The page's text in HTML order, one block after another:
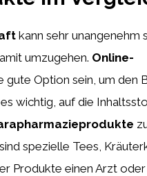
kann sehr unangenehm
umzugehen. Online-
gute Option sein, um den
wichtig, auf die
spezielle Tees,
Produkte einen Arzt